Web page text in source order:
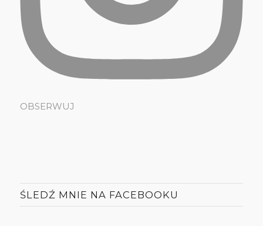
OBSERWUJ
ŚLEDŹ MNIE NA FACEBOOKU